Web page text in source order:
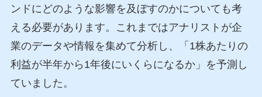
ンドにどのような影響を及ぼすのかについても考
える必要があります。これまではアナリストが企
業のデータや情報を集めて分析し、「1株あたりの
利益が半年から1年後にいくらになるか」を予測し
ていました。